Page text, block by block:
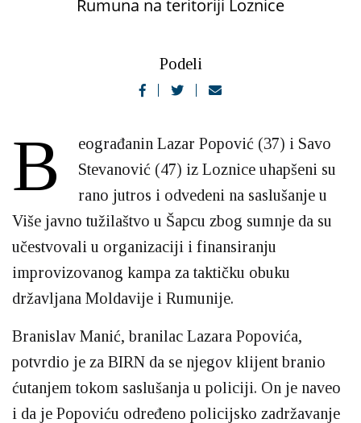
Rumuna na teritoriji Loznice
Podeli
B
eograđanin Lazar Popović (37) i Savo
Stevanović (47) iz Loznice uhapšeni su
rano jutros i odvedeni na saslušanje u
Više javno tužilaštvo u Šapcu zbog sumnje da su
učestvovali u organizaciji i finansiranju
improvizovanog kampa za taktičku obuku
državljana Moldavije i Rumunije.
Branislav Manić, branilac Lazara Popovića,
potvrdio je za BIRN da se njegov klijent branio
ćutanjem tokom saslušanja u policiji. On je naveo
i da je Popoviću određeno policijsko zadržavanje